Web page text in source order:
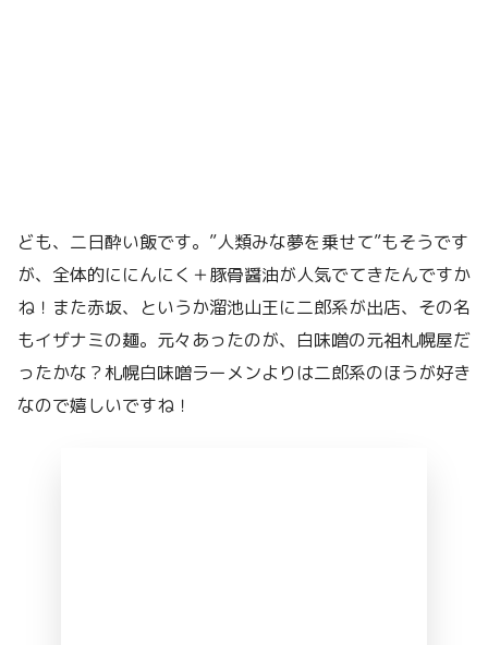
ども、二日酔い飯です。”人類みな夢を乗せて”もそうです
が、全体的ににんにく＋豚骨醤油が人気でてきたんですか
ね！また赤坂、というか溜池山王に二郎系が出店、その名
もイザナミの麺。元々あったのが、白味噌の元祖札幌屋だ
ったかな？札幌白味噌ラーメンよりは二郎系のほうが好き
なので嬉しいですね！